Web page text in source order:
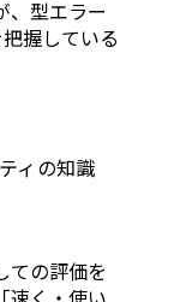
、型エラー
握している
ィの知識
ての評価を